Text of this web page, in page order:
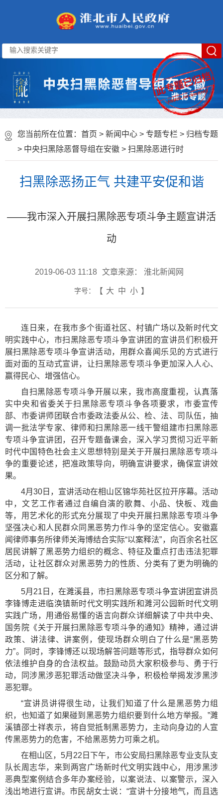
您当前所在位置： 首页 > 新闻中心 > 专题专栏 > 归档专题
> 中央扫黑除恶督导组在安徽 > 扫黑除恶进行时
扫黑除恶扬正气 共建平安促和谐
——我市深入开展扫黑除恶专项斗争主题宣讲活
动
2019-06-03 11:18 文章来源： 淮北新闻网
字号： 【 大 中 小 】
连日来，在我市多个街道社区、村镇广场以及新时代文
明实践中心，市扫黑除恶专项斗争宣讲团的宣讲员们积极开
展扫黑除恶专项斗争宣讲活动，用群众喜闻乐见的方式进行
面对面的互动式宣讲，让扫黑除恶专项斗争更加深入人心、
赢得民心、增强信心。
自扫黑除恶专项斗争开展以来，我市高度重视，认真落
实中央和省委关于扫黑除恶专项斗争各项要求，市委宣传
部、市委讲师团联合市委政法委从公、检、法、司队伍，抽
调一批法学专家、律师和扫黑除恶一线干警组建市扫黑除恶
专项斗争宣讲团，召开专题备课会，深入学习贯彻习近平新
时代中国特色社会主义思想特别是关于开展扫黑除恶专项斗
争的重要论述，把准政策导向，明确宣讲要求，确保宣讲效
果。
4月30日，宣讲活动在相山区锦华苑社区拉开序幕。活动
中，文艺工作者通过自编自演的歌舞、小品、快板、戏曲
等，用艺术化的形式充分展现了中央开展扫黑除恶专项斗争
坚强决心和人民群众同黑恶势力作斗争的坚定信心。安徽嘉
闻律师事务所律师关海博结合实际“以案释法”，向百余名社区
居民讲解了黑恶势力组织的概念、特征及重点打击违法犯罪
活动，让社区群众对黑恶势力的性质、分类有了更为明确的
区分和了解。
5月21日，在濉溪县，市扫黑除恶专项斗争宣讲团宣讲员
李锋博走进临涣镇新时代文明实践所和濉河公园新时代文明
实践广场，用通俗易懂的语言向群众详细解读了中共中央、
国务院《关于开展扫黑除恶专项斗争的通知》精神，通过讲
政策、讲法律、讲案例，使现场群众明白了什么是“黑恶势
力”。同时，李锋博还以现场解答问题等形式，指导群众如何
依法维护自身的合法权益。鼓励动员大家积极参与、勇于行
动，同涉黑涉恶犯罪活动做坚决斗争，积极检举揭发涉黑涉
恶犯罪。
“宣讲员讲得很生动，让我们知道了什么是黑恶势力组
织，也知道了如果碰到黑恶势力组织要到什么地方举报。”濉
溪镇邵士祥表示，将自觉抵制黑恶势力，主动向身边的人宣
传黑恶势力的危害，不给黑恶势力可乘之机。
在相山区，5月22日下午，市公安局扫黑除恶专业支队支
队长周志华，来到两宫广场新时代文明实践中心，用涉黑涉
恶典型案例结合多年办案经验，以案说法、以案警示，深入
浅出地进行宣讲。市民胡女士说：“宣讲十分接地气，而且选